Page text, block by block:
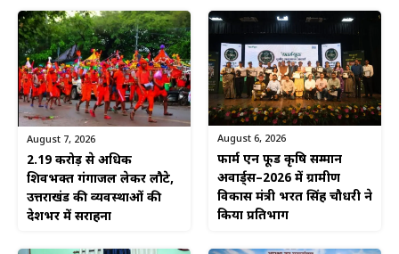
August 7, 2026
2.19 करोड़ से अधिक
शिवभक्त गंगाजल लेकर लौटे,
उत्तराखंड की व्यवस्थाओं की
देशभर में सराहना
August 6, 2026
फार्म एन फूड कृषि सम्मान
अवार्ड्स–2026 में ग्रामीण
विकास मंत्री भरत सिंह चौधरी ने
किया प्रतिभाग